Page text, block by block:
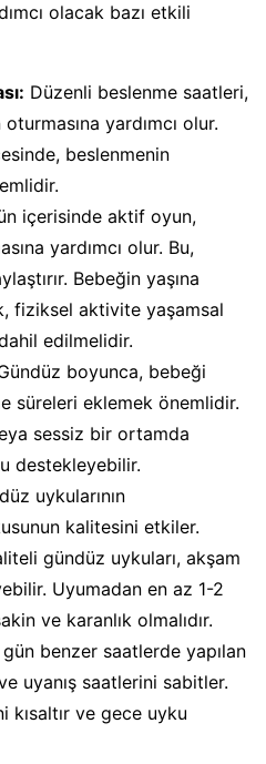
olacak bazı etkili
Düzenli beslenme saatleri,
yardımcı olur.
beslenmenin
içerisinde aktif oyun,
yardımcı olur. Bu,
Bebeğin yaşına
fiziksel aktivite yaşamsal
edilmelidir.
boyunca, bebeği
süreleri eklemek önemlidir.
sessiz bir ortamda
destekleyebilir.
uykularının
kalitesini etkiler.
gündüz uykuları, akşam
Uyumadan en az 1-2
ve karanlık olmalıdır.
benzer saatlerde yapılan
uyanış saatlerini sabitler.
kısaltır ve gece uyku